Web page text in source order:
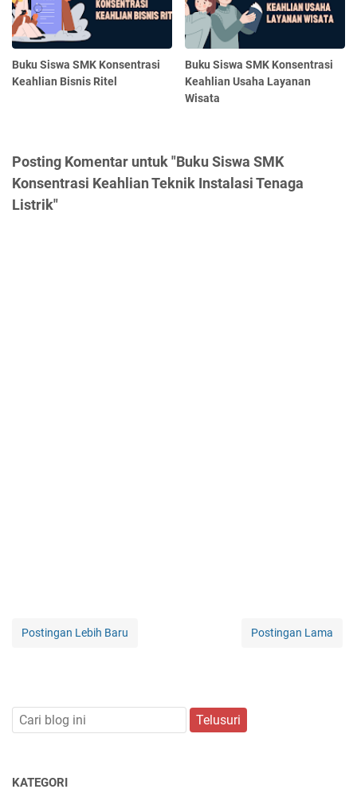
Buku Siswa SMK Konsentrasi
Keahlian Bisnis Ritel
Buku Siswa SMK Konsentrasi
Keahlian Usaha Layanan
Wisata
Posting Komentar untuk "Buku Siswa SMK
Konsentrasi Keahlian Teknik Instalasi Tenaga
Listrik"
Postingan Lebih Baru Postingan Lama
KATEGORI